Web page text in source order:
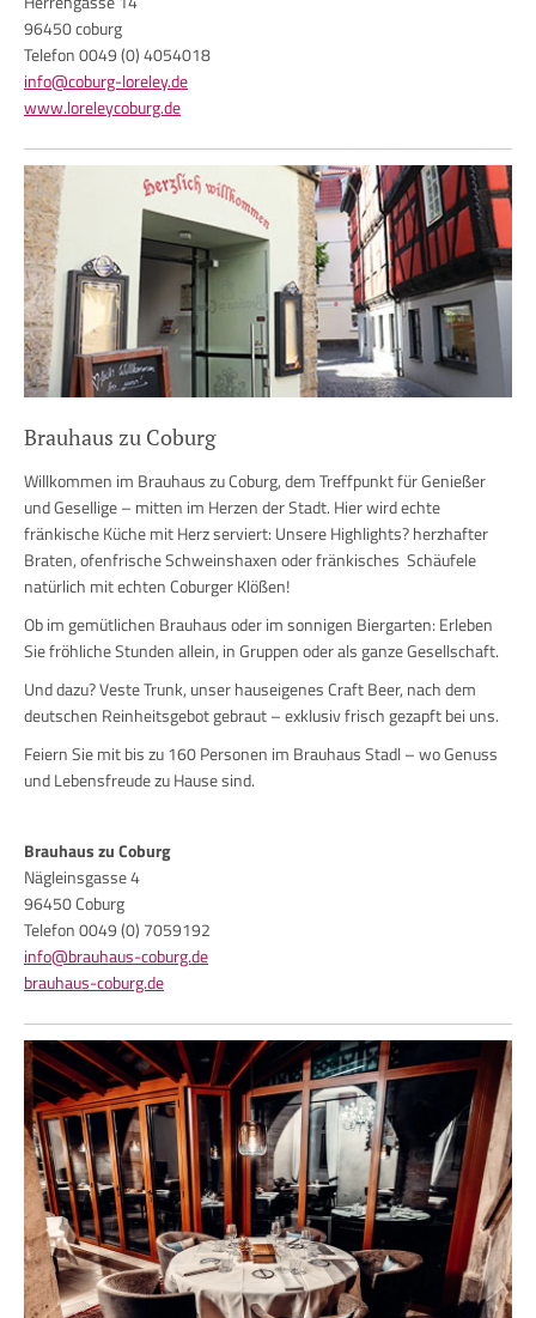
96450 coburg
Telefon 0049 (0) 4054018
info@coburg-loreley.de
www.loreleycoburg.de
Brauhaus zu Coburg
Willkommen im Brauhaus zu Coburg, dem Treffpunkt für Genießer
und Gesellige – mitten im Herzen der Stadt. Hier wird echte
fränkische Küche mit Herz serviert: Unsere Highlights? herzhafter
Braten, ofenfrische Schweinshaxen oder fränkisches Schäufele
natürlich mit echten Coburger Klößen!
Ob im gemütlichen Brauhaus oder im sonnigen Biergarten: Erleben
Sie fröhliche Stunden allein, in Gruppen oder als ganze Gesellschaft.
Und dazu? Veste Trunk, unser hauseigenes Craft Beer, nach dem
deutschen Reinheitsgebot gebraut – exklusiv frisch gezapft bei uns.
Feiern Sie mit bis zu 160 Personen im Brauhaus Stadl – wo Genuss
und Lebensfreude zu Hause sind.
Brauhaus zu Coburg
Nägleinsgasse 4
96450 Coburg
Telefon 0049 (0) 7059192
info@brauhaus-coburg.de
brauhaus-coburg.de